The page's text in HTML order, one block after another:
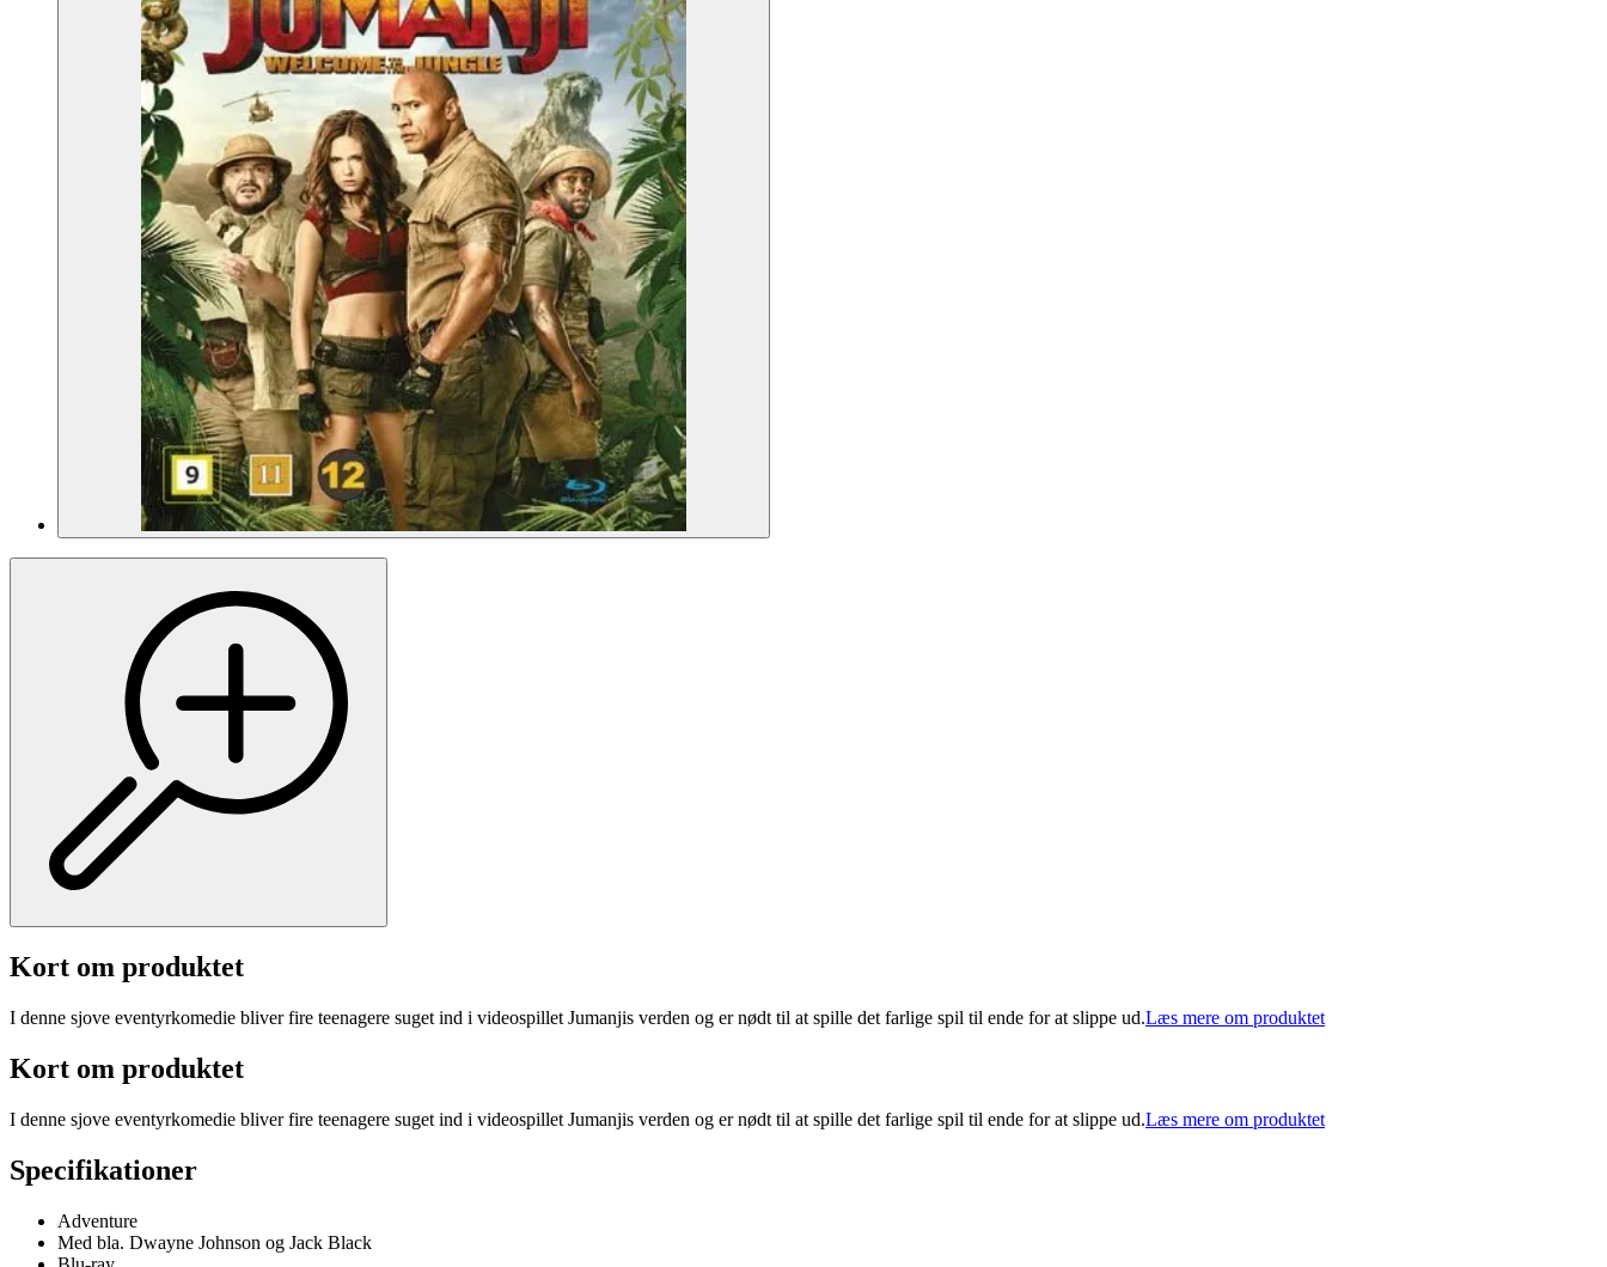
Kort om produktet
I denne sjove eventyrkomedie bliver fire teenagere suget ind i videospillet Jumanjis verden og er nødt til at spille det farlige spil til ende for at slippe ud.Læs mere om produktet
Kort om produktet
I denne sjove eventyrkomedie bliver fire teenagere suget ind i videospillet Jumanjis verden og er nødt til at spille det farlige spil til ende for at slippe ud.Læs mere om produktet
Specifikationer
Adventure
Med bla. Dwayne Johnson og Jack Black